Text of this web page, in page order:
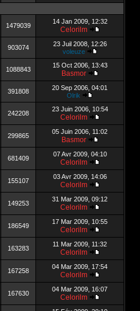
1479039
14 Jan 2009, 12:32
Celorilm
903074
23 Juil 2008, 12:26
voleuze
1088843
15 Oct 2006, 13:43
Basmor
391808
20 Sep 2006, 04:01
Olrik
242208
23 Juin 2006, 10:54
Celorilm
299865
05 Juin 2006, 11:02
Basmor
681409
07 Avr 2009, 04:10
Celorilm
155107
03 Avr 2009, 14:06
Celorilm
149253
31 Mar 2009, 09:12
Celorilm
186549
17 Mar 2009, 10:55
Celorilm
163283
11 Mar 2009, 11:32
Celorilm
167258
04 Mar 2009, 17:54
Celorilm
167630
04 Mar 2009, 16:07
Celorilm